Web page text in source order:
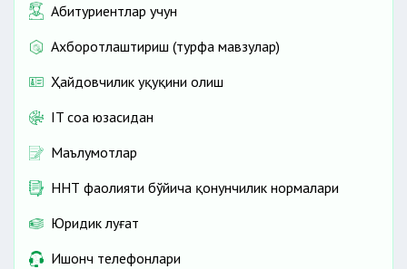
Абитуриентлар учун
Ахборотлаштириш (турфа мавзулар)
Ҳайдовчилик ҳуқуқини олиш
IT соҳа юзасидан
Маълумотлар
ННТ фаолияти бўйича қонунчилик нормалари
Юридик луғат
Ишонч телефонлари